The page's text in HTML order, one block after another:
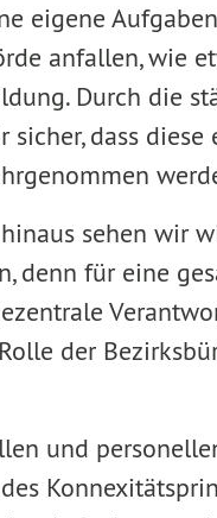
eigene
anfallen, wie
Durch die
dass
sehen wir
denn für eine
der
und